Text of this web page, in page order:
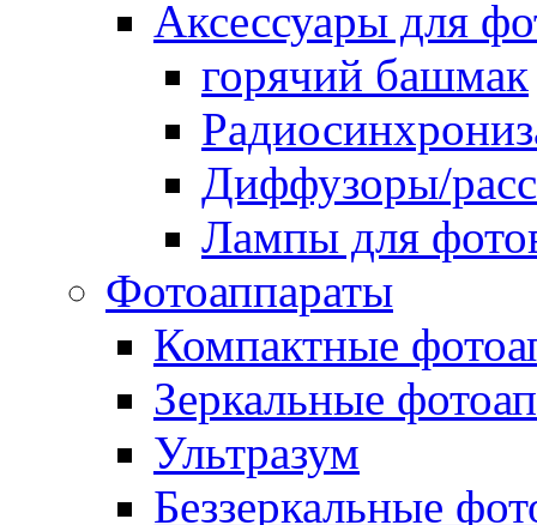
Аксессуары для
горячий башмак
Диффузоры/
Лампы для
Фотоаппараты
Компактные
Зеркальные
Ультразум
Беззеркальные